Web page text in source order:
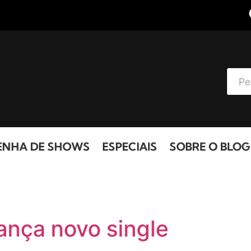
DE SHOWS ESPECIAIS SOBRE O BLOG
novo single